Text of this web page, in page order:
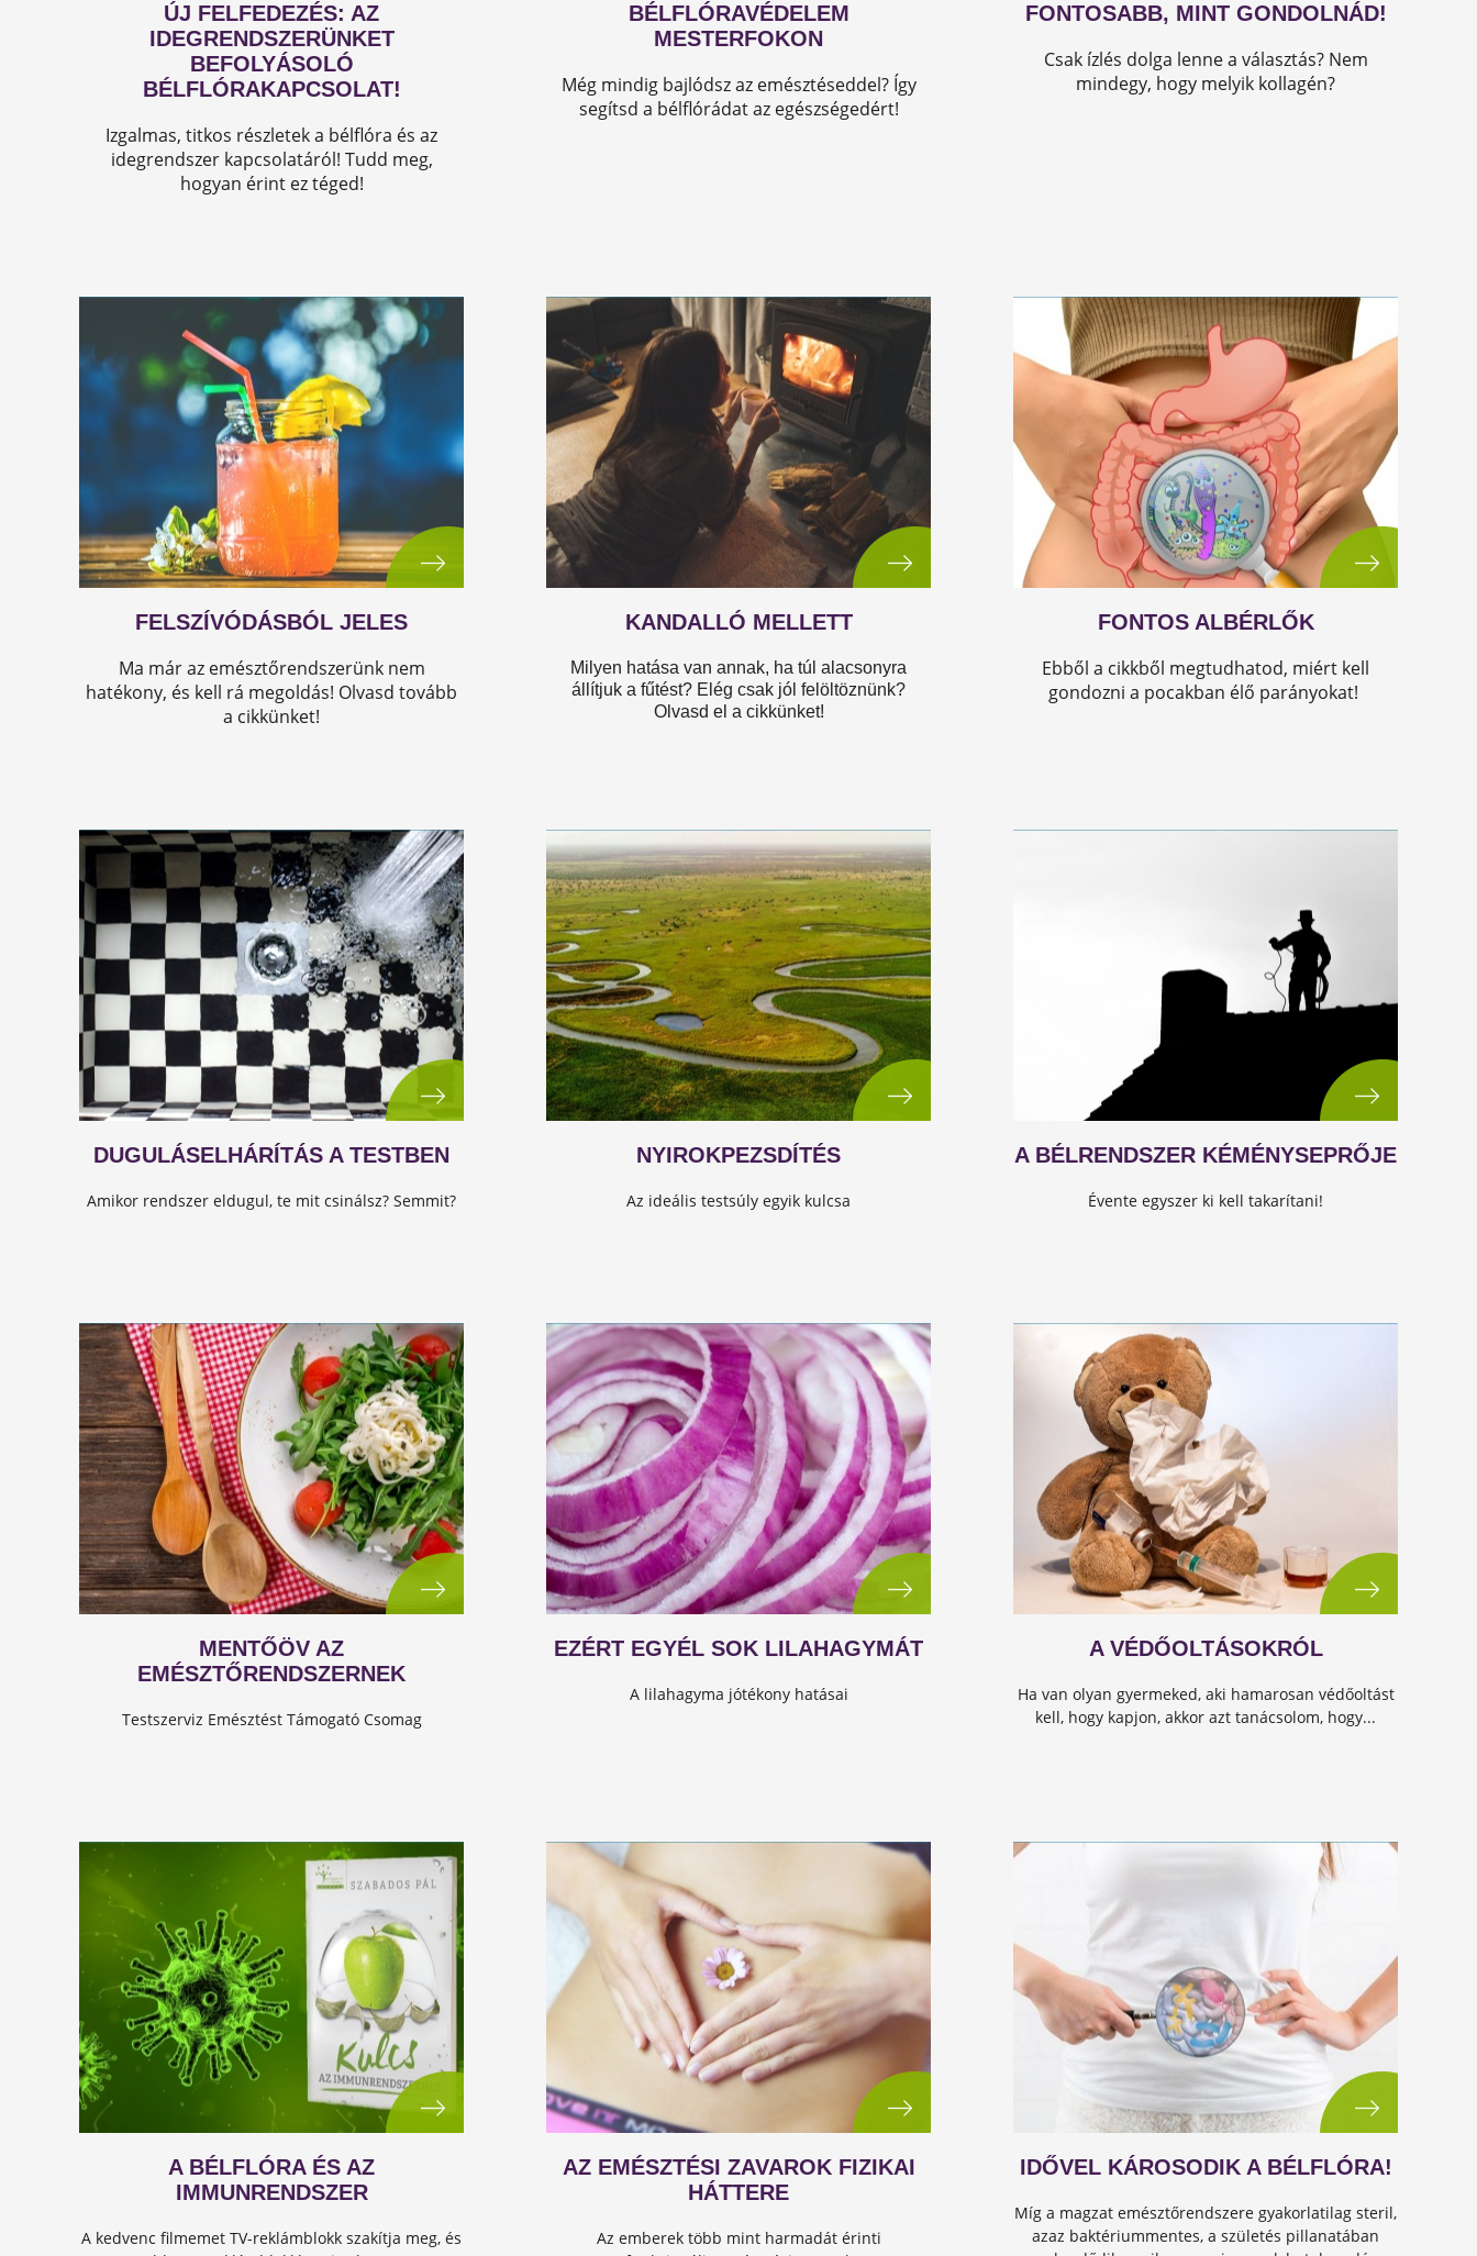
ÚJ FELFEDEZÉS: AZ
IDEGRENDSZERÜNKET
BEFOLYÁSOLÓ
BÉLFLÓRAKAPCSOLAT!
Izgalmas, titkos részletek a bélflóra és az
idegrendszer kapcsolatáról! Tudd meg,
hogyan érint ez téged!
BÉLFLÓRAVÉDELEM
MESTERFOKON
Még mindig bajlódsz az emésztéseddel? Így
segítsd a bélflórádat az egészségedért!
FONTOSABB, MINT GONDOLNÁD!
Csak ízlés dolga lenne a választás? Nem
mindegy, hogy melyik kollagén?
FELSZÍVÓDÁSBÓL JELES
Ma már az emésztőrendszerünk nem
hatékony, és kell rá megoldás! Olvasd tovább
a cikkünket!
KANDALLÓ MELLETT
Milyen hatása van annak, ha túl alacsonyra
állítjuk a fűtést? Elég csak jól felöltöznünk?
Olvasd el a cikkünket!
FONTOS ALBÉRLŐK
Ebből a cikkből megtudhatod, miért kell
gondozni a pocakban élő parányokat!
DUGULÁSELHÁRÍTÁS A TESTBEN
Amikor rendszer eldugul, te mit csinálsz? Semmit?
NYIROKPEZSDÍTÉS
Az ideális testsúly egyik kulcsa
A BÉLRENDSZER KÉMÉNYSEPRŐJE
Évente egyszer ki kell takarítani!
MENTŐÖV AZ
EMÉSZTŐRENDSZERNEK
Testszerviz Emésztést Támogató Csomag
EZÉRT EGYÉL SOK LILAHAGYMÁT
A lilahagyma jótékony hatásai
A VÉDŐOLTÁSOKRÓL
Ha van olyan gyermeked, aki hamarosan védőoltást
kell, hogy kapjon, akkor azt tanácsolom, hogy...
A BÉLFLÓRA ÉS AZ
IMMUNRENDSZER
A kedvenc filmemet TV-reklámblokk szakítja meg, és
AZ EMÉSZTÉSI ZAVAROK FIZIKAI
HÁTTERE
Az emberek több mint harmadát érinti
IDŐVEL KÁROSODIK A BÉLFLÓRA!
Míg a magzat emésztőrendszere gyakorlatilag steril,
azaz baktériummentes, a születés pillanatában